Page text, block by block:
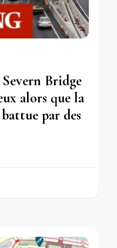
Bridge
alors que la
par des